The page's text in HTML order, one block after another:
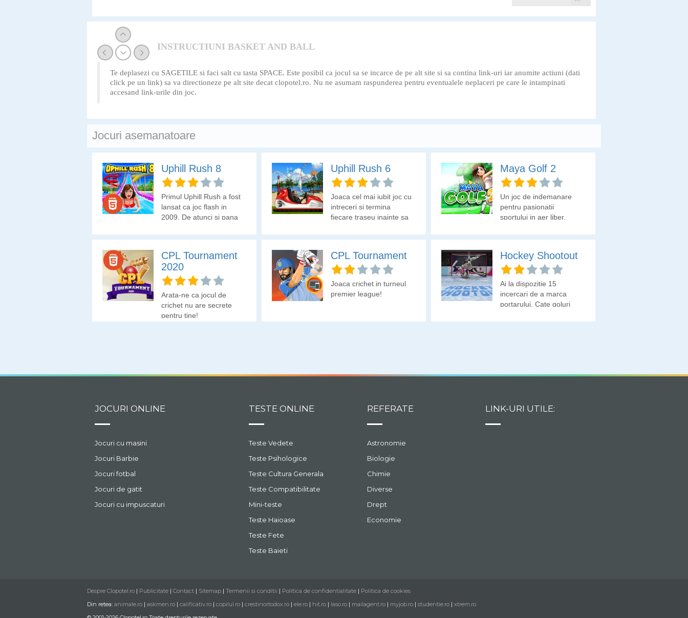
INSTRUCTIUNI BASKET AND BALL
Te deplasezi cu SAGETILE si faci salt cu tasta SPACE. Este posibil ca jocul sa se incarce de pe alt site si sa contina link-uri iar anumite actiuni (dati
click pe un link) sa va directioneze pe alt site decat clopotel.ro. Nu ne asumam raspunderea pentru eventualele neplaceri pe care le intampinati
accesand link-urile din joc.
Jocuri asemanatoare
Uphill Rush 8
Primul Uphill Rush a fost
lansat ca joc flash in
2009. De atunci si pana
contine 20 de niveluri, 32
de vehicule si 67 de
tinute noi pe care sa le
Uphill Rush 6
Joaca cel mai iubit joc cu
intreceri si termina
fiecare traseu inainte sa
un scor mare.
Maya Golf 2
Un joc de indemanare
pentru pasionatii
sportului in aer liber.
CPL Tournament
2020
Arata-ne ca jocul de
crichet nu are secrete
pentru tine!
CPL Tournament
Joaca crichet in turneul
premier league!
Hockey Shootout
Ai la dispozitie 15
incercari de a marca
portarului. Cate goluri
JOCURI ONLINE
Jocuri cu masini
Jocuri Barbie
Jocuri fotbal
Jocuri de gatit
Jocuri cu impuscaturi
TESTE ONLINE
Teste Vedete
Teste Psihologice
Teste Cultura Generala
Teste Compatibilitate
Mini-teste
Teste Haioase
Teste Fete
Teste Baieti
REFERATE
Astronomie
Biologie
Chimie
Diverse
Drept
Economie
LINK-URI UTILE:
Despre Clopotel.ro | Publicitate | Contact | Sitemap | Termenii si conditii | Politica de confidentialitate | Politica de cookies
Din retea: animale.ro | askmen.ro | calificativ.ro | copilul.ro | crestinortodox.ro | ele.ro | hit.ro | laso.ro | mailagent.ro | myjob.ro | studentie.ro | xtrem.ro